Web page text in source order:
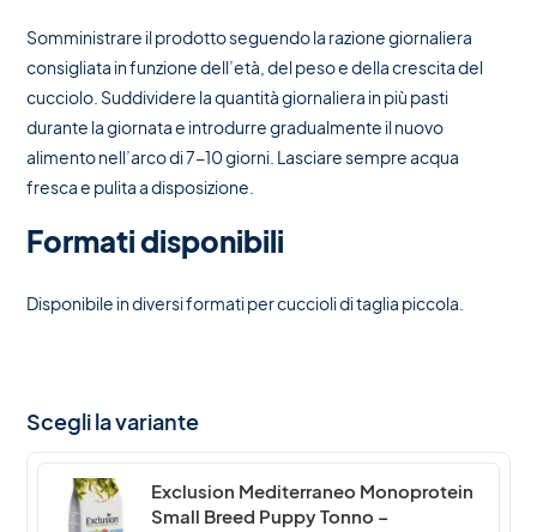
Somministrare il prodotto seguendo la razione giornaliera
consigliata in funzione dell’età, del peso e della crescita del
cucciolo. Suddividere la quantità giornaliera in più pasti
durante la giornata e introdurre gradualmente il nuovo
alimento nell’arco di 7-10 giorni. Lasciare sempre acqua
fresca e pulita a disposizione.
Formati disponibili
Disponibile in diversi formati per cuccioli di taglia piccola.
Scegli la variante
Exclusion Mediterraneo Monoprotein
Small Breed Puppy Tonno –